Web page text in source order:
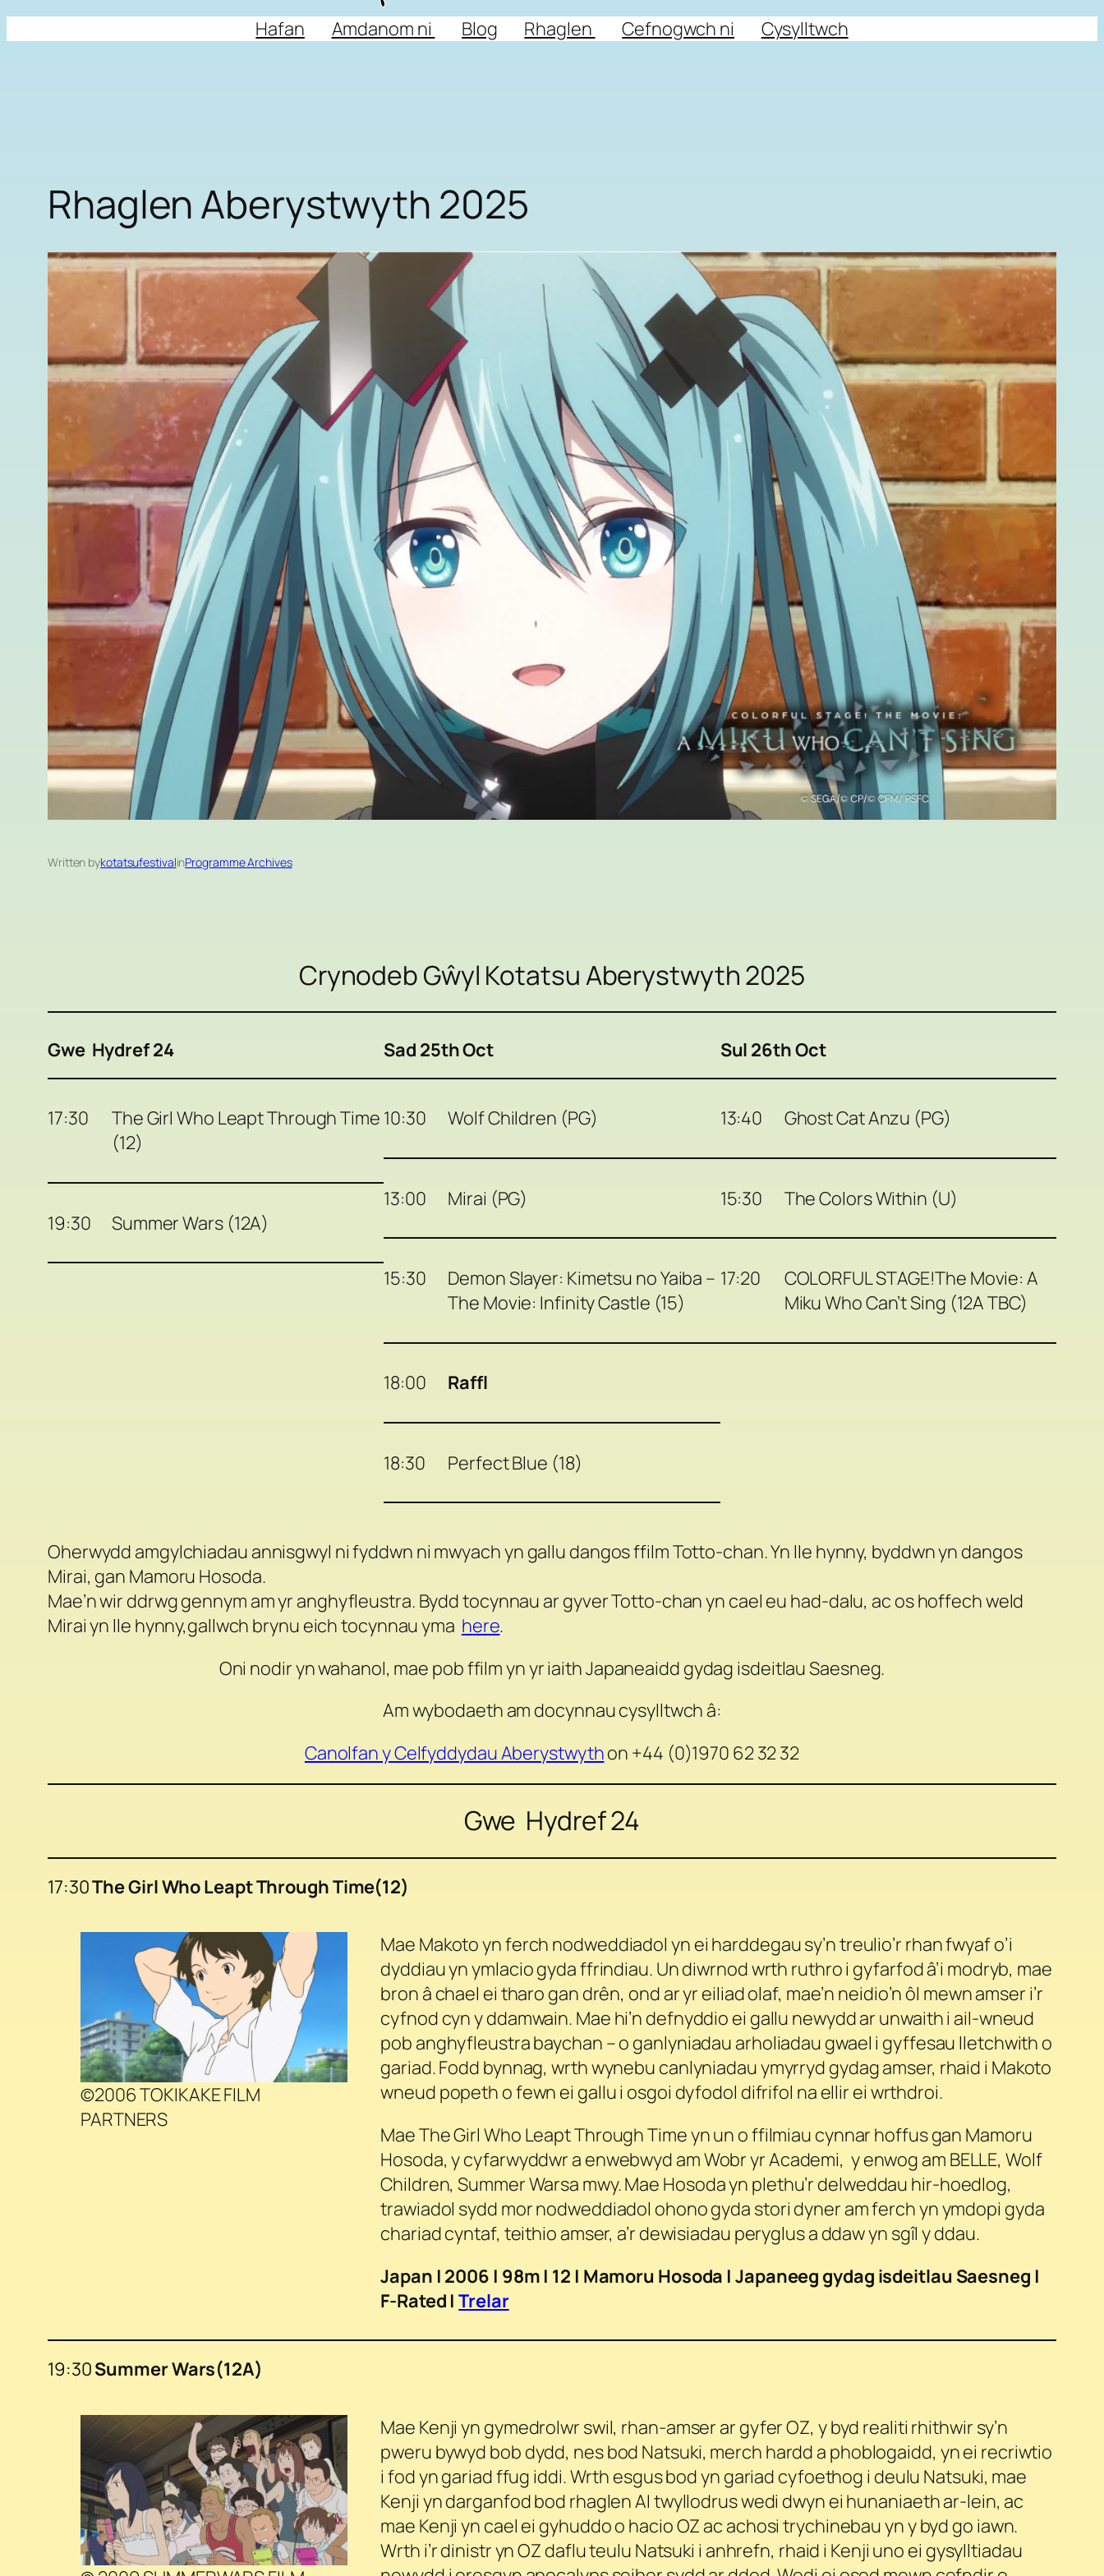
Hafan Amdanom ni Blog Rhaglen Cefnogwch ni Cysylltwch
Rhaglen Aberystwyth 2025
Written bykotatsufestivalinProgramme Archives
Crynodeb Gŵyl Kotatsu Aberystwyth 2025
Gwe Hydref 24
17:30
The Girl Who Leapt Through Time
(12)
19:30 Summer Wars (12A)
Sad 25th Oct
10:30 Wolf Children (PG)
13:00 Mirai (PG)
15:30
Demon Slayer: Kimetsu no Yaiba –
The Movie: Infinity Castle (15)
18:00 Raffl
18:30 Perfect Blue (18)
Sul 26th Oct
13:40 Ghost Cat Anzu (PG)
15:30 The Colors Within (U)
17:20
COLORFUL STAGE!The Movie: A
Miku Who Can’t Sing (12A TBC)
Oherwydd amgylchiadau annisgwyl ni fyddwn ni mwyach yn gallu dangos ffilmTotto-chan. Yn lle hynny, byddwn yn dangos
Mirai, gan Mamoru Hosoda.
Mae’n wir ddrwg gennym am yr anghyfleustra. Bydd tocynnau ar gyver Totto-chan yn cael eu had-dalu, ac os hoffech weld
Mirai yn lle hynny,gallwch brynu eich tocynnau yma here.
Oni nodir yn wahanol, mae pob ffilm yn yr iaith Japaneaidd gydag isdeitlau Saesneg.
Am wybodaeth am docynnau cysylltwch â:
Canolfan y Celfyddydau Aberystwython +44 (0)1970 62 32 32
Gwe Hydref 24
17:30The Girl Who Leapt Through Time(12)
©2006 TOKIKAKE FILM
PARTNERS
Mae Makoto yn ferch nodweddiadol yn ei harddegau sy’n treulio’r rhan fwyaf o’i
dyddiau yn ymlacio gyda ffrindiau. Un diwrnod wrth ruthro i gyfarfod â’i modryb, mae
bron â chael ei tharo gan drên, ond ar yr eiliad olaf, mae’n neidio’n ôl mewn amser i’r
cyfnod cyn y ddamwain. Mae hi’n defnyddio ei gallu newydd ar unwaith i ail-wneud
pob anghyfleustra baychan – o ganlyniadau arholiadau gwael i gyffesau lletchwith o
gariad. Fodd bynnag, wrth wynebu canlyniadau ymyrryd gydag amser, rhaid i Makoto
wneud popeth o fewn ei gallu i osgoi dyfodol difrifol na ellir ei wrthdroi.
MaeThe Girl Who Leapt Through Timeyn un o ffilmiau cynnar hoffus gan Mamoru
Hosoda, y cyfarwyddwr a enwebwyd am Wobr yr Academi, y enwog am BELLE, Wolf
Children, Summer Warsa mwy. Mae Hosoda yn plethu’r delweddau hir-hoedlog,
trawiadol sydd mor nodweddiadol ohono gyda stori dyner am ferch yn ymdopi gyda
chariad cyntaf, teithio amser, a’r dewisiadau peryglus a ddaw yn sgîl y ddau.
Japan | 2006 | 98m | 12 | Mamoru Hosoda | Japaneeg gydag isdeitlau Saesneg |
F-Rated |Trelar
19:30Summer Wars(12A)
Mae Kenji yn gymedrolwr swil, rhan-amser ar gyfer OZ, y byd realiti rhithwir sy’n
pweru bywyd bob dydd, nes bod Natsuki, merch hardd a phoblogaidd, yn ei recriwtio
i fod yn gariad ffug iddi. Wrth esgus bod yn gariad cyfoethog i deulu Natsuki, mae
Kenji yn darganfod bod rhaglen AI twyllodrus wedi dwyn ei hunaniaeth ar-lein, ac
mae Kenji yn cael ei gyhuddo o hacio OZ ac achosi trychinebau yn y byd go iawn.
Wrth i’r dinistr yn OZ daflu teulu Natsuki i anhrefn, rhaid i Kenji uno ei gysylltiadau